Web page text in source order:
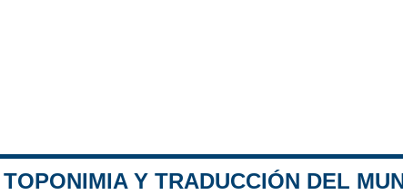
TOPONIMIA Y TRADUCCIÓN DEL